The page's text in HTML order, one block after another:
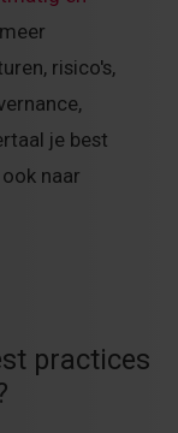
risico's,
je best
naar
practices